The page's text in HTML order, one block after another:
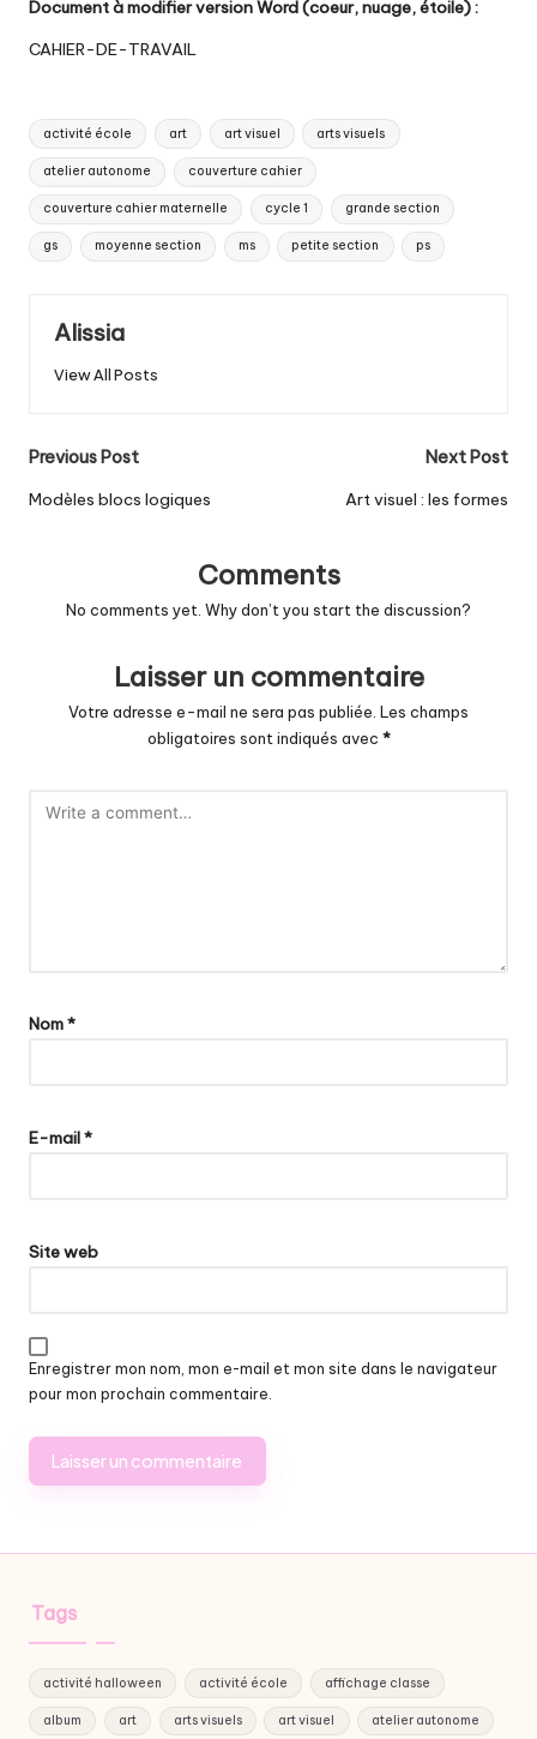
Document à modifier version Word (coeur, nuage, étoile) :
CAHIER-DE-TRAVAIL
Tags:
activité école art art visuel arts visuels
atelier autonome couverture cahier
couverture cahier maternelle cycle 1 grande section
gs moyenne section ms petite section ps
Alissia
View All Posts
Post
navigation
Previous Post
Modèles blocs logiques
Next Post
Art visuel : les formes
Comments
No comments yet. Why don’t you start the discussion?
Laisser un commentaire
Votre adresse e-mail ne sera pas publiée. Les champs
obligatoires sont indiqués avec *
Nom*
E-mail*
Site web
Enregistrer mon nom, mon e-mail et mon site dans le navigateur
pour mon prochain commentaire.
Tags
activité halloween activité école affichage classe
album art arts visuels art visuel atelier autonome